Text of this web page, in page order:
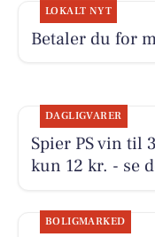
LOKALT NYT
Betaler du for
DAGLIGVARER
Spier PS vin til
kun 12 kr. - se
BOLIGMARKED